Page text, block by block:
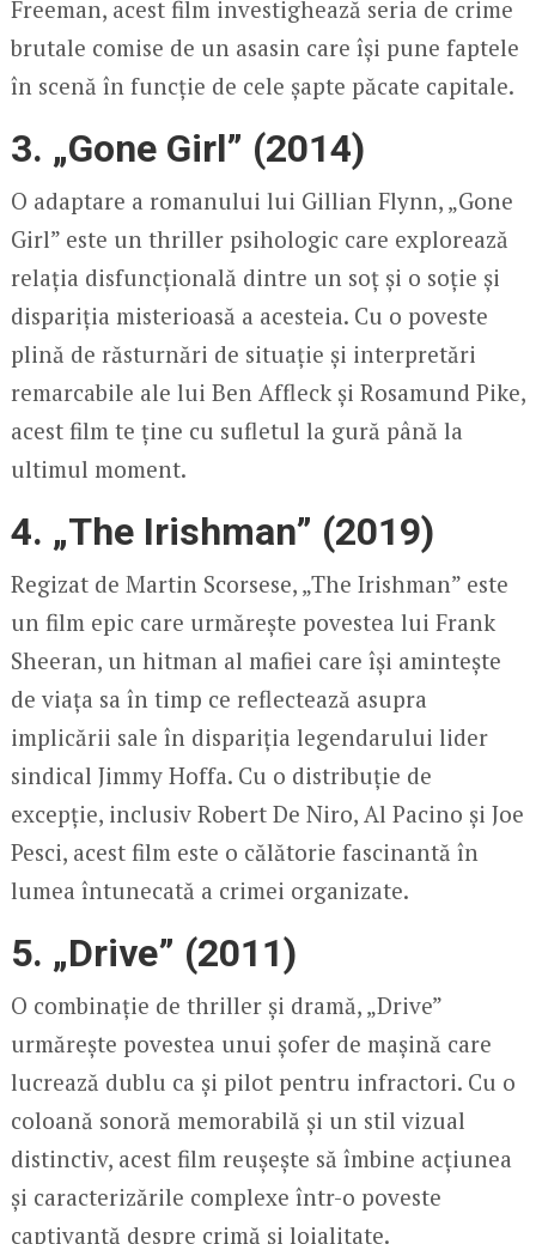
Freeman, acest film investighează seria de crime
brutale comise de un asasin care își pune faptele
în scenă în funcție de cele șapte păcate capitale.
3. „Gone Girl” (2014)
O adaptare a romanului lui Gillian Flynn, „Gone
Girl” este un thriller psihologic care explorează
relația disfuncțională dintre un soț și o soție și
dispariția misterioasă a acesteia. Cu o poveste
plină de răsturnări de situație și interpretări
remarcabile ale lui Ben Affleck și Rosamund Pike,
acest film te ține cu sufletul la gură până la
ultimul moment.
4. „The Irishman” (2019)
Regizat de Martin Scorsese, „The Irishman” este
un film epic care urmărește povestea lui Frank
Sheeran, un hitman al mafiei care își amintește
de viața sa în timp ce reflectează asupra
implicării sale în dispariția legendarului lider
sindical Jimmy Hoffa. Cu o distribuție de
excepție, inclusiv Robert De Niro, Al Pacino și Joe
Pesci, acest film este o călătorie fascinantă în
lumea întunecată a crimei organizate.
5. „Drive” (2011)
O combinație de thriller și dramă, „Drive”
urmărește povestea unui șofer de mașină care
lucrează dublu ca și pilot pentru infractori. Cu o
coloană sonoră memorabilă și un stil vizual
distinctiv, acest film reușește să îmbine acțiunea
și caracterizările complexe într-o poveste
captivantă despre crimă și loialitate.